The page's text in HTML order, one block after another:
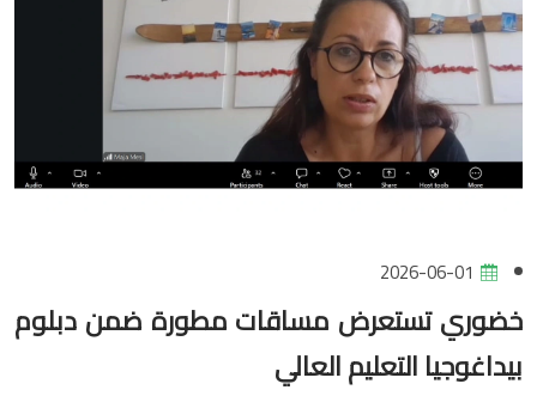
2026-06-01
خضوري تستعرض مساقات مطورة ضمن دبلوم
بيداغوجيا التعليم العالي